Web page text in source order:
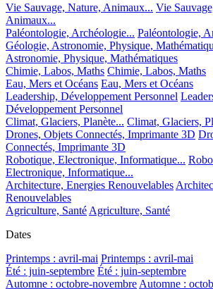
Vie Sauvage, Nature, Animaux... Vie
Animaux...
Paléontologie, Archéologie... Paléontologie,
Géologie, Astronomie, Physique,
Astronomie, Physique, Mathématiques
Chimie, Labos, Maths Chimie, Labos, Maths
Eau, Mers et Océans Eau, Mers et Océans
Leadership, Développement Personnel
Développement Personnel
Climat, Glaciers, Planète... Climat, Glaciers,
Drones, Objets Connectés, Imprimante 3D
Connectés, Imprimante 3D
Robotique, Electronique, Informatique...
Electronique, Informatique...
Architecture, Energies Renouvelables
Renouvelables
Agriculture, Santé Agriculture, Santé
Dates
Printemps : avril-mai Printemps : avril-mai
Été : juin-septembre Été : juin-septembre
Automne : octobre-novembre Automne :